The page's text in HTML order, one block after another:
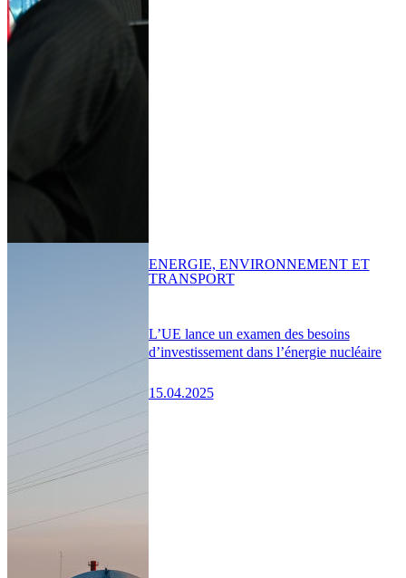
L’UE lance un examen des besoins
d’investissement dans l’énergie nucléaire
15.04.2025
ENERGIE, ENVIRONNEMENT ET
TRANSPORT